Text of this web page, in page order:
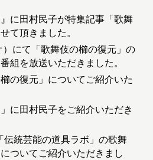
』に田村民子が特集記事「歌舞
て頂きました。
にて「歌舞伎の櫛の復元」の
組を放送いただきました。
の復元」についてご紹介いた
に田村民子をご紹介いただき
伝統芸能の道具ラボ」の歌舞
ついてご紹介いただきまし